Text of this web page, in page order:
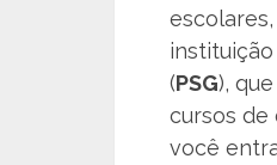
(PSG),
cursos de
você